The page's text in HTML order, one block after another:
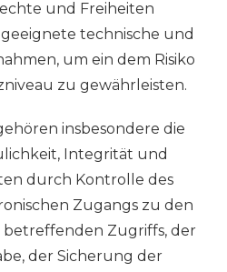
und Freiheiten
technische und
um ein dem Risiko
zu gewährleisten.
insbesondere die
Integrität und
durch Kontrolle des
Zugangs zu den
betreffenden Zugriffs, der
der Sicherung der